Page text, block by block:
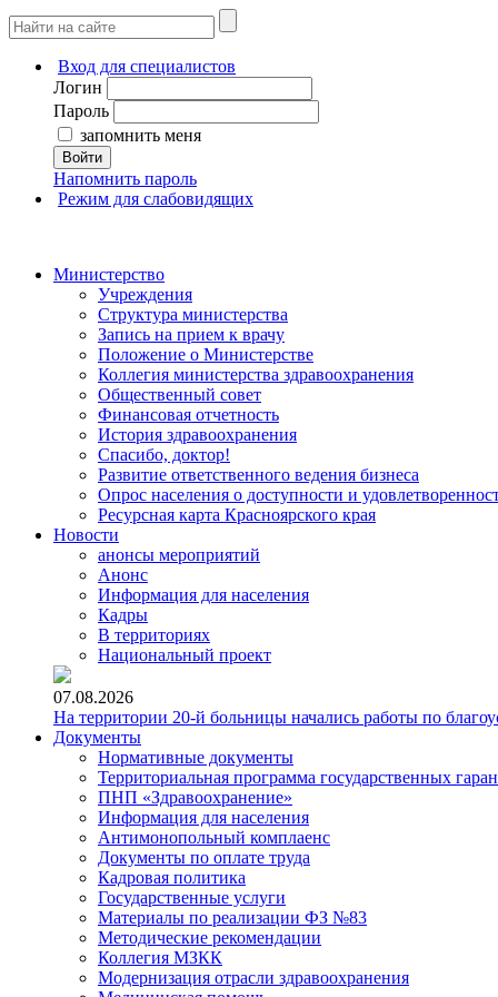
Вход для специалистов
Логин
Пароль
запомнить меня
Войти
Напомнить пароль
Режим для слабовидящих
Министерство
Учреждения
Структура министерства
Запись на прием к врачу
Положение о Министерстве
Коллегия министерства здравоохранения
Общественный совет
Финансовая отчетность
История здравоохранения
Спасибо, доктор!
Развитие ответственного ведения бизнеса
Опрос населения о доступности и
Ресурсная карта Красноярского края
Новости
анонсы мероприятий
Анонс
Информация для населения
Кадры
В территориях
Национальный проект
07.08.2026
На территории 20-й больницы начались работы по
Документы
Нормативные документы
Территориальная программа государственных
ПНП «Здравоохранение»
Информация для населения
Антимонопольный комплаенс
Документы по оплате труда
Кадровая политика
Государственные услуги
Материалы по реализации ФЗ №83
Методические рекомендации
Коллегия МЗКК
Модернизация отрасли здравоохранения